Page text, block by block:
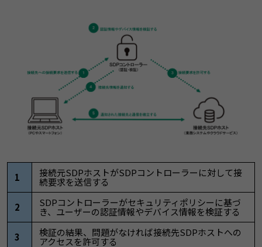
1 接続元SDPホストがSDPコントローラーに対して接
続要求を送信する
2 SDPコントローラーがセキュリティポリシーに基づ
き、ユーザーの認証情報やデバイス情報を検証する
3 検証の結果、問題がなければ接続先SDPホストへの
アクセスを許可する